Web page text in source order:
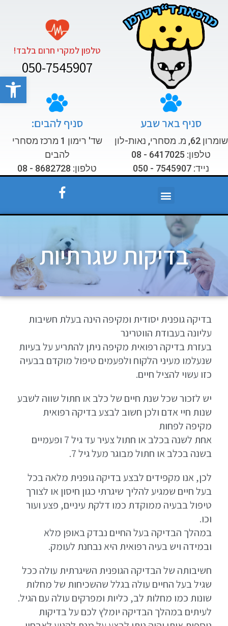
פתח
טלפון למקרי חרום בלבד!
050-7545907
סניף באר שבע
שומרון 62, מ. מסחרי, נאות-לון
טלפון: 6417025 - 08
נייד: 7545907 - 050
סניף להבים:
שד' רימון 1 מרכז מסחרי
להבים
טלפון: 8682728 - 08
בדיקות שגרתיות
בדיקה גופנית יסודית ומקיפה הינה בעלת חשיבות
עליונה בעבודת הווטרינר
בעזרת בדיקה רפואית מקיפה ניתן להתריע על בעיות
שנעלמו מעיני הלקוח ולפעמים טיפול מוקדם בבעיה
כזו עשוי להציל חיים.
יש לזכור שכל שנת חיים של כלב או חתול שווה לשבע
שנות חיי אדם ולכן חשוב לבצע בדיקה רפואית
מקיפה לפחות
אחת לשנה בכלב או חתול צעיר עד גיל 7 ופעמיים
בשנה בכלב או חתול מבוגר מעל גיל 7.
לכן, אנו מקפידים לבצע בדיקה גופנית מלאה בכל
בעל חיים שמגיע להליך שיגרתי כגון חיסון או לצורך
טיפול בבעיה ממוקדת כמו דלקת עיניים, פצע ועור
וכו.
במהלך הבדיקה בעל החיים נבדק באופן מלא
ובמידה ויש בעיה רפואית היא נבחנת לעומק.
חשיבותה של הבדיקה הגופנית השיגרתית עולה ככל
שגיל בעל החיים עולה בגלל שהשכיחות של מחלות
שונות כמו מחלות לב, כליות ומפרקים עולה עם הגיל.
לעיתים במהלך הבדיקה יומלץ לכם על בדיקות